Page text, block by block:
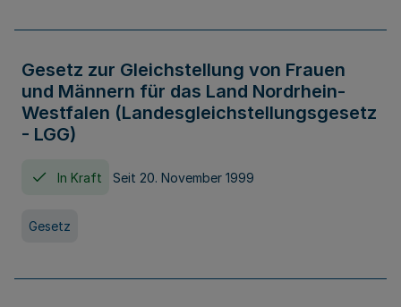
Gesetz zur Gleichstellung von Frauen
und Männern für das Land Nordrhein-
Westfalen (Landesgleichstellungsgesetz
- LGG)
In Kraft Seit 20. November 1999
Gesetz